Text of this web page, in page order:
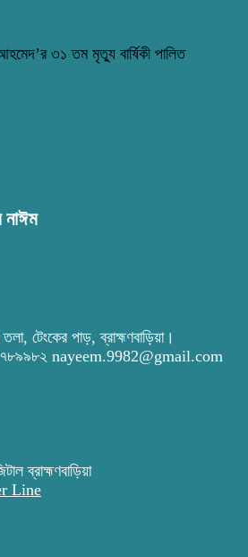
৩১ তম মৃত্যু বার্ষিকী পালিত
টেংকের পাড়, ব্রাহ্মণবাড়িয়া।
nayeem.9982@gmail.com
ব্রাহ্মণবাড়িয়া
Line